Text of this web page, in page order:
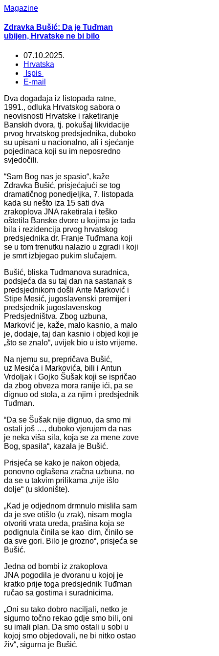
Magazine
Zdravka Bušić: Da je Tuđman
ubijen, Hrvatske ne bi bilo
07.10.2025.
Hrvatska
Ispis
E-mail
Dva događaja iz listopada ratne,
1991., odluka Hrvatskog sabora o
neovisnosti Hrvatske i raketiranje
Banskih dvora, tj. pokušaj likvidacije
prvog hrvatskog predsjednika, duboko
su upisani u nacionalno, ali i sjećanje
pojedinaca koji su im neposredno
svjedočili.
“Sam Bog nas je spasio“, kaže
Zdravka Bušić, prisjećajući se tog
dramatičnog ponedjeljka, 7. listopada
kada su nešto iza 15 sati dva
zrakoplova JNA raketirala i teško
oštetila Banske dvore u kojima je tada
bila i rezidencija prvog hrvatskog
predsjednika dr. Franje Tuđmana koji
se u tom trenutku nalazio u zgradi i koji
je smrt izbjegao pukim slučajem.
Bušić, bliska Tuđmanova suradnica,
podsjeća da su taj dan na sastanak s
predsjednikom došli Ante Marković i
Stipe Mesić, jugoslavenski premijer i
predsjednik jugoslavenskog
Predsjedništva. Zbog uzbuna,
Marković je, kaže, malo kasnio, a malo
je, dodaje, taj dan kasnio i objed koji je
„što se znalo“, uvijek bio u isto vrijeme.
Na njemu su, prepričava Bušić,
uz Mesića i Markovića, bili i Antun
Vrdoljak i Gojko Šušak koji se ispričao
da zbog obveza mora ranije ići, pa se
dignuo od stola, a za njim i predsjednik
Tuđman.
“Da se Šušak nije dignuo, da smo mi
ostali još …, duboko vjerujem da nas
je neka viša sila, koja se za mene zove
Bog, spasila“, kazala je Bušić.
Prisjeća se kako je nakon objeda,
ponovno oglašena zračna uzbuna, no
da se u takvim prilikama „nije išlo
dolje“ (u sklonište).
„Kad je odjednom drmnulo mislila sam
da je sve otišlo (u zrak), nisam mogla
otvoriti vrata ureda, prašina koja se
podignula činila se kao dim, činilo se
da sve gori. Bilo je grozno“, prisjeća se
Bušić.
Jedna od bombi iz zrakoplova
JNA pogodila je dvoranu u kojoj je
kratko prije toga predsjednik Tuđman
ručao sa gostima i suradnicima.
„Oni su tako dobro naciljali, netko je
sigurno točno rekao gdje smo bili, oni
su imali plan. Da smo ostali u sobi u
kojoj smo objedovali, ne bi nitko ostao
živ“, sigurna je Bušić.